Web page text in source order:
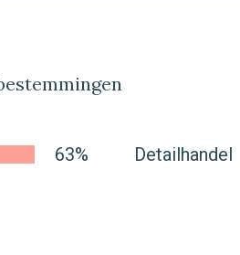
63% Detailhandel